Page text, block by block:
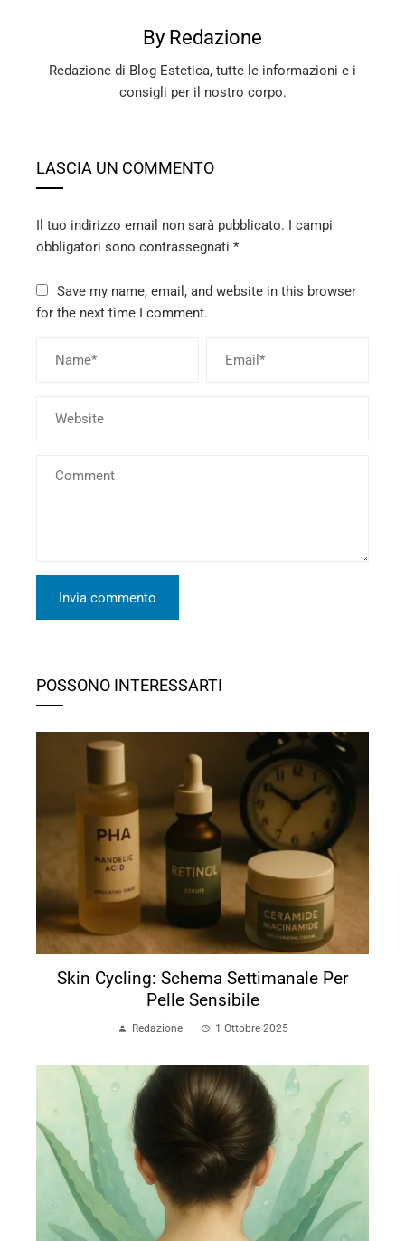
By Redazione
Redazione di Blog Estetica, tutte le informazioni e i
consigli per il nostro corpo.
LASCIA UN COMMENTO
Il tuo indirizzo email non sarà pubblicato. I campi
obbligatori sono contrassegnati *
Save my name, email, and website in this browser
for the next time I comment.
POSSONO INTERESSARTI
Skin Cycling: Schema Settimanale Per
Pelle Sensibile
Redazione 1 Ottobre 2025